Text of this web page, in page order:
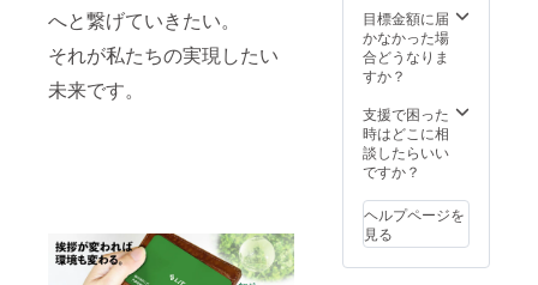
へと繋げていきたい。
それが私たちの実現したい
未来です。
さいま
せ。 ★
スタッ
めた御
礼メー
ル ★植
樹活動
メール
にてご
記載下
さいま
フから
の心を
込めた
感謝
★植樹
活動の
報告
メール
載不要
の場合
は『記
ご記入
下さ
い。 ※
製品の
上、変
更にな
る可能
性のあ
目標金額に届
かなかった場
合どうなりま
すか？
支援で困った
時はどこに相
談したらいい
ですか？
ヘルプページを
見る